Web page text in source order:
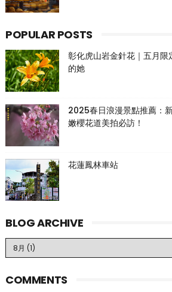
POPULAR POSTS
彰化虎山岩金針花｜五月
的她
2025春日浪漫景點推薦：
嫩櫻花道美拍必訪！
花蓮鳳林車站
BLOG ARCHIVE
COMMENTS